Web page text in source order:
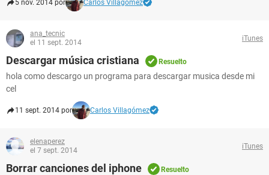
5 nov. 2014 por Carlos Villagómez
ana_tecnic
el 11 sept. 2014
iTunes
Descargar música cristiana Resuelto
hola como descargo un programa para descargar musica desde mi
cel
11 sept. 2014 por Carlos Villagómez
elenaperez
el 7 sept. 2014
iTunes
Borrar canciones del iphone Resuelto